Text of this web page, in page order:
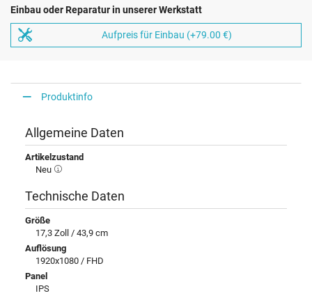
Einbau oder Reparatur in unserer Werkstatt
Aufpreis für Einbau (+79.00 €)
Produktinfo
Allgemeine Daten
Artikelzustand
Neu
Technische Daten
Größe
17,3 Zoll / 43,9 cm
Auflösung
1920x1080 / FHD
Panel
IPS